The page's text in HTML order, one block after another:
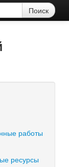
работы
ресурсы